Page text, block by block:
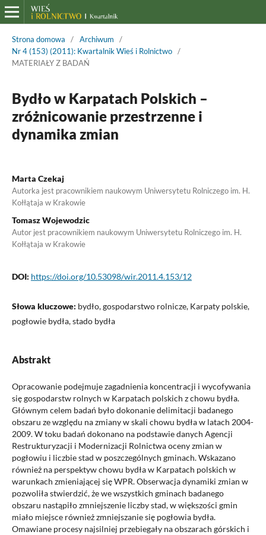
Strona domowa / Archiwum
/
Nr 4 (153) (2011): Kwartalnik Wieś i Rolnictwo /
MATERIAŁY Z BADAŃ
Bydło w Karpatach Polskich –
zróżnicowanie przestrzenne i
dynamika zmian
Marta Czekaj
Autorka jest pracownikiem naukowym Uniwersytetu Rolniczego im. H.
Kołłątaja w Krakowie
Tomasz Wojewodzic
Autor jest pracownikiem naukowym Uniwersytetu Rolniczego im. H.
Kołłątaja w Krakowie
DOI: https://doi.org/10.53098/wir.2011.4.153/12
Słowa kluczowe: bydło, gospodarstwo rolnicze, Karpaty polskie,
pogłowie bydła, stado bydła
Abstrakt
Opracowanie podejmuje zagadnienia koncentracji i wycofywania
się gospodarstw rolnych w Karpatach polskich z chowu bydła.
Głównym celem badań było dokonanie delimitacji badanego
obszaru ze względu na zmiany w skali chowu bydła w latach 2004-
2009. W toku badań dokonano na podstawie danych Agencji
Restrukturyzacji i Modernizacji Rolnictwa oceny zmian w
pogłowiu i liczbie stad w poszczególnych gminach. Wskazano
również na perspektyw chowu bydła w Karpatach polskich w
warunkach zmieniającej się WPR. Obserwacja dynamiki zmian w
pozwoliła stwierdzić, że we wszystkich gminach badanego
obszaru nastąpiło zmniejszenie liczby stad, w większości gmin
miało miejsce również zmniejszanie się pogłowia bydła.
Omawiane procesy najsilniej przebiegały na obszarach górskich i